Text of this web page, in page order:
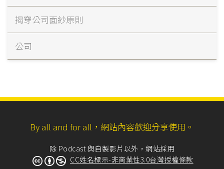
揭穿公司面紗原則
公司
By all and for all，網站內容歡迎分享使用。
除 Podcast 與自製影片以外，網站採用
CC姓名標示-非商業性3.0台灣授權條款